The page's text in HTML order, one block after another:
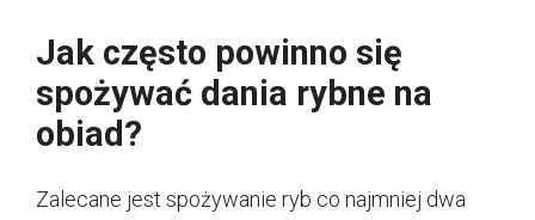
Jak często powinno się
spożywać dania rybne na
obiad?
Zalecane jest spożywanie ryb co najmniej dwa